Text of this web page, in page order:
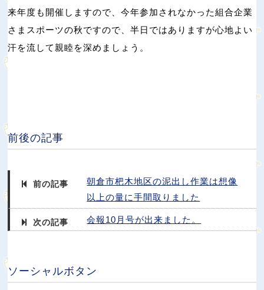
来年度も開催しますので、今年参加されなかった組合企業
さまスポーツの秋ですので、半日ではありますが心地よい
汗を流して親睦を深めましょう。
前後の記事
前の記事
朝倉市杷木地区の泥出し作業は想像
以上の量に手間取りました
次の記事 会報10月号が出来ました。
ソーシャルボタン